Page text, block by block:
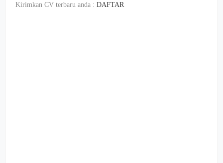
Kirimkan CV terbaru anda : DAFTAR